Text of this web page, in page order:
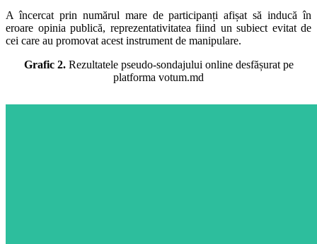
A încercat prin numărul mare de participanți afișat să inducă în
eroare opinia publică, reprezentativitatea fiind un subiect evitat de
cei care au promovat acest instrument de manipulare.
Grafic 2. Rezultatele pseudo-sondajului online desfășurat pe
platforma votum.md